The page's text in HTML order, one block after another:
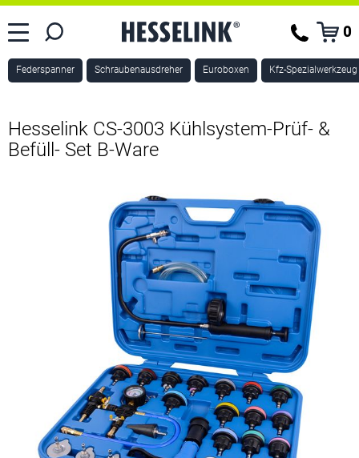
0
Federspanner Schraubenausdreher Euroboxen Kfz-Spezialwerkzeug
Hesselink CS-3003 Kühlsystem-Prüf- &
Befüll- Set B-Ware